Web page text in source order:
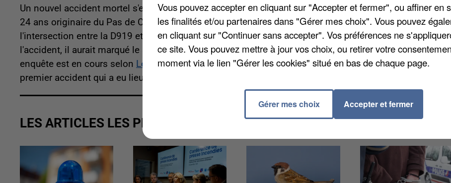
Un nouvel accident mortel s'est produit sur les routes du département. Samedi soir, un jeune motard
24 ans originaire du Pas de Calais a perdu la vie à Hédauville. L'accident se serait produit à
l'intersection entre la D919 et la D938. D'après le conducteur de la voiture, également impliquée dans
l'accident, il aurait marqué le stop avant d'être percuté par la moto. Il a été placé en garde à vue, une
enquête est en cours selon Le Courrier Picard. Mais d'après le maire de la commune, ce n'est pas le
premier accident qui a eu lieu à cet endroit-là, la vitesse est d'ailleurs souvent mise ne cause.
LES ARTICLES LES PLUS VUS
Vous pouvez accepter en cliquant sur "Accepter et fermer", ou affiner en
les finalités et/ou partenaires dans "Gérer mes choix". Vous pouvez
en cliquant sur "Continuer sans accepter". Vos préférences ne
ce site. Vous pouvez mettre à jour vos choix, ou retirer votre
moment via le lien "Gérer les cookies" situé en bas de chaque page.
Gérer mes choix Accepter et fermer